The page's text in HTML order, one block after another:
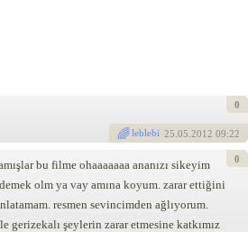
leblebi 25.05.2012 09:22
0
bu filme ohaaaaaaa ananızı sikeyim
olm ya vay amına koyum. zarar ettiğini
resmen sevincimden ağlıyorum.
gerizekalı şeylerin zarar etmesine katkımız
0